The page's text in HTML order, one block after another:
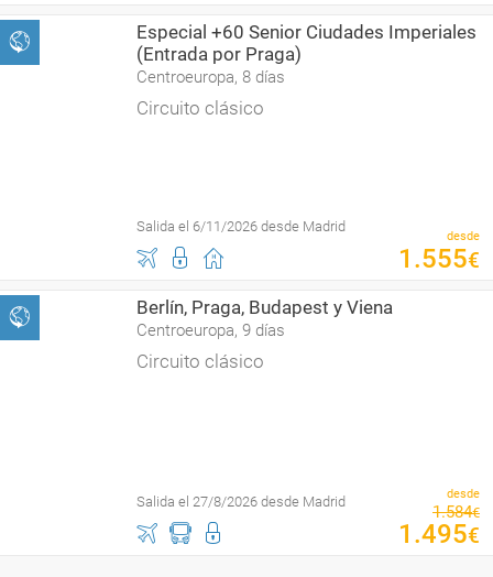
Especial +60 Senior Ciudades Imperiales
(Entrada por Praga)
Centroeuropa, 8 días
Circuito clásico
Salida el 6/11/2026 desde Madrid
desde
1 .555€
Berlín, Praga, Budapest y Viena
Centroeuropa, 9 días
Circuito clásico
Salida el 27/8/2026 desde Madrid desde
1.584€
1 .495€